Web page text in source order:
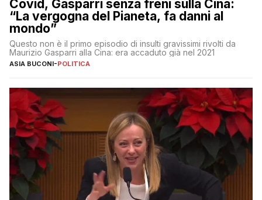
Covid, Gasparri senza freni sulla Cina:
“La vergogna del Pianeta, fa danni al
mondo”
Questo non è il primo episodio di insulti gravissimi rivolti da
Maurizio Gasparri alla Cina: era accaduto già nel 2021
ASIA BUCONI-POLITICA